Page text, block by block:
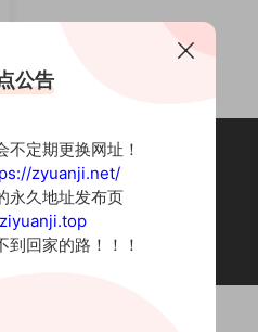
网络收集整理，仅作个人学习使用。
容请联系删除
© 2022 资源集
公告
不定期更换网址！
zyuanji.net/
永久地址发布页
到回家的路！！！